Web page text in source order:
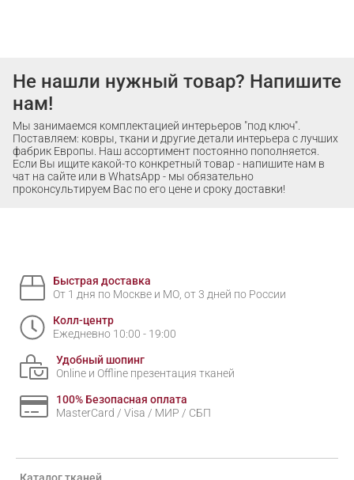
Не нашли нужный товар? Напишите
нам!
Мы занимаемся комплектацией интерьеров "под ключ".
Поставляем: ковры, ткани и другие детали интерьера с лучших
фабрик Европы. Наш ассортимент постоянно пополняется.
Если Вы ищите какой-то конкретный товар - напишите нам в
чат на сайте или в WhatsApp - мы обязательно
проконсультируем Вас по его цене и сроку доставки!
Быстрая доставка
От 1 дня по Москве и МО, от 3 дней по России
Колл-центр
Ежедневно 10:00 - 19:00
Удобный шопинг
Online и Offline презентация тканей
100% Безопасная оплата
MasterCard / Visa / МИР / СБП